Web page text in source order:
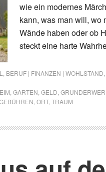
wie ein modernes
kann, was man will, wo
Wände haben oder ob
steckt eine harte
BERUF | FINANZEN | WOHLSTAND
GARTEN GELD
ORT, TRAUM